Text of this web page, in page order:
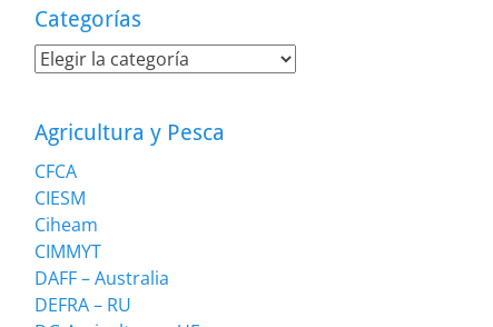
Categorías
Categorías
Agricultura y Pesca
CFCA
CIESM
Ciheam
CIMMYT
DAFF – Australia
DEFRA – RU